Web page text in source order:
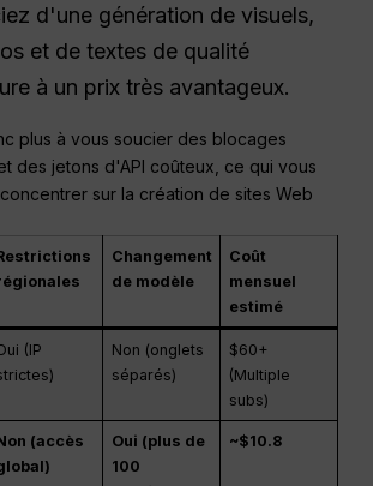
d'une génération de visuels,
et de textes de qualité
à un prix très avantageux.
plus à vous soucier des blocages
des jetons d'API coûteux, ce qui vous
sur la création de sites Web
Changement
de modèle
Coût
mensuel
estimé
(IP
Non (onglets
séparés)
$60+
(Multiple
subs)
(accès
Oui (plus de
100
~$10.8